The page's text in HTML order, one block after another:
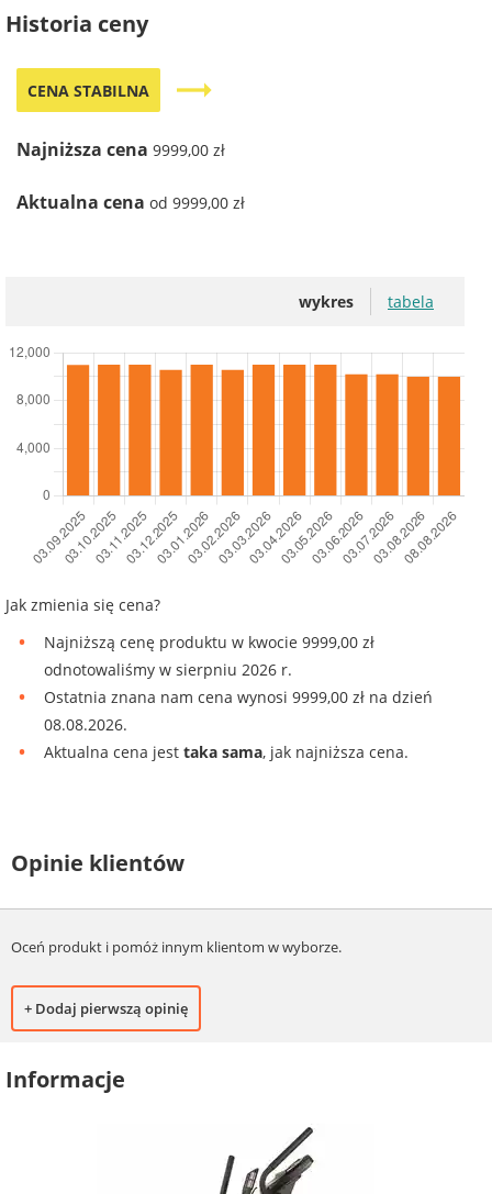
Historia ceny
CENA STABILNA trending_flat
Najniższa cena 9999,00 zł
Aktualna cena od 9999,00 zł
wykres tabela
Jak zmienia się cena?
Najniższą cenę produktu w kwocie 9999,00 zł
odnotowaliśmy w sierpniu 2026 r.
Ostatnia znana nam cena wynosi 9999,00 zł na dzień
08.08.2026.
Aktualna cena jest taka sama, jak najniższa cena.
Opinie klientów
Oceń produkt i pomóż innym klientom w wyborze.
+ Dodaj pierwszą opinię
Informacje